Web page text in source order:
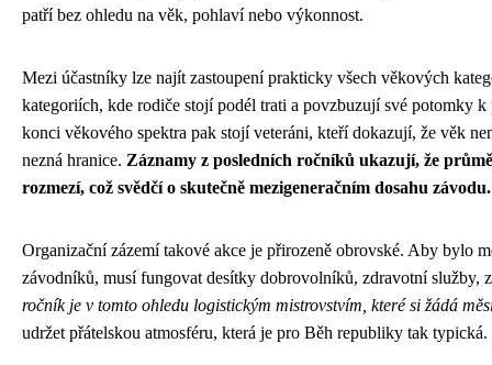
patří bez ohledu na věk, pohlaví nebo výkonnost.
Mezi účastníky lze najít zastoupení prakticky všech věkových
kategoriích, kde rodiče stojí podél trati a povzbuzují své potomky
konci věkového spektra pak stojí veteráni, kteří dokazují, že věk
nezná hranice. Záznamy z posledních ročníků ukazují, že
rozmezí, což svědčí o skutečně mezigeneračním dosahu závodu.
Organizační zázemí takové akce je přirozeně obrovské. Aby bylo
závodníků, musí fungovat desítky dobrovolníků, zdravotní služby,
ročník je v tomto ohledu logistickým mistrovstvím, které si žádá
udržet přátelskou atmosféru, která je pro Běh republiky tak typická.